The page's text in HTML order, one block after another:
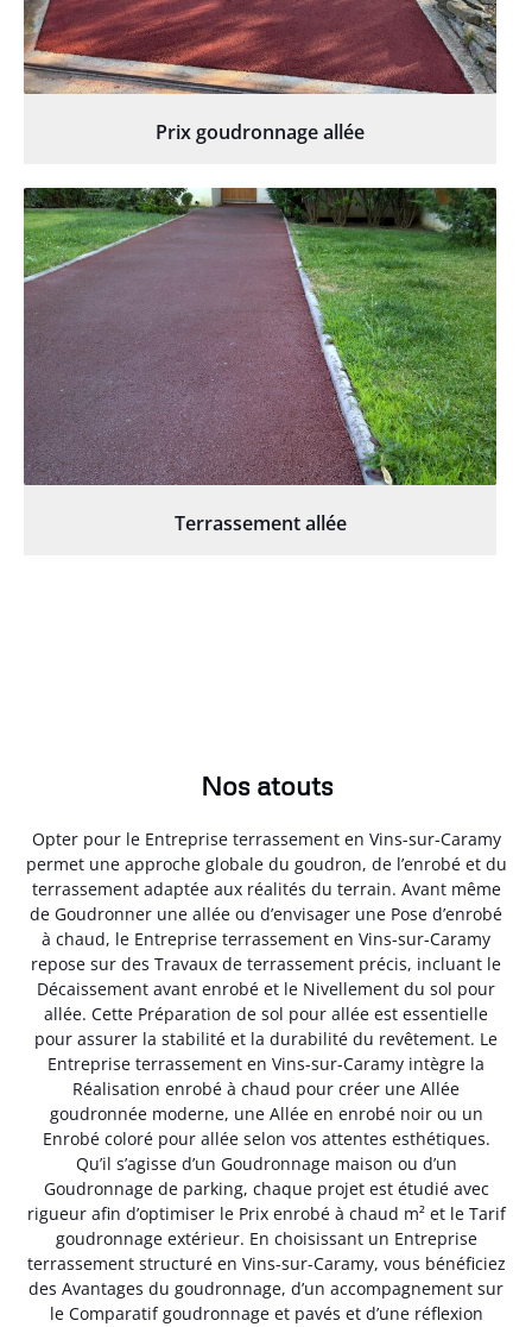
Prix goudronnage allée
Terrassement allée
Nos atouts
Opter pour le Entreprise terrassement en Vins-sur-Caramy
permet une approche globale du goudron, de l’enrobé et du
terrassement adaptée aux réalités du terrain. Avant même
de Goudronner une allée ou d’envisager une Pose d’enrobé
à chaud, le Entreprise terrassement en Vins-sur-Caramy
repose sur des Travaux de terrassement précis, incluant le
Décaissement avant enrobé et le Nivellement du sol pour
allée. Cette Préparation de sol pour allée est essentielle
pour assurer la stabilité et la durabilité du revêtement. Le
Entreprise terrassement en Vins-sur-Caramy intègre la
Réalisation enrobé à chaud pour créer une Allée
goudronnée moderne, une Allée en enrobé noir ou un
Enrobé coloré pour allée selon vos attentes esthétiques.
Qu’il s’agisse d’un Goudronnage maison ou d’un
Goudronnage de parking, chaque projet est étudié avec
rigueur afin d’optimiser le Prix enrobé à chaud m² et le Tarif
goudronnage extérieur. En choisissant un Entreprise
terrassement structuré en Vins-sur-Caramy, vous bénéficiez
des Avantages du goudronnage, d’un accompagnement sur
le Comparatif goudronnage et pavés et d’une réflexion